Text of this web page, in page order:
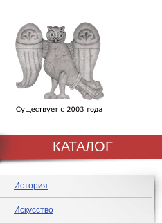
КАТАЛОГ
История
Искусство